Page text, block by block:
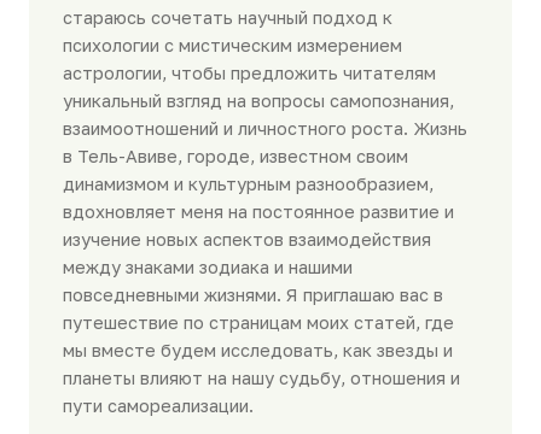
стараюсь сочетать научный подход к
психологии с мистическим измерением
астрологии, чтобы предложить читателям
уникальный взгляд на вопросы самопознания,
взаимоотношений и личностного роста. Жизнь
в Тель-Авиве, городе, известном своим
динамизмом и культурным разнообразием,
вдохновляет меня на постоянное развитие и
изучение новых аспектов взаимодействия
между знаками зодиака и нашими
повседневными жизнями. Я приглашаю вас в
путешествие по страницам моих статей, где
мы вместе будем исследовать, как звезды и
планеты влияют на нашу судьбу, отношения и
пути самореализации.